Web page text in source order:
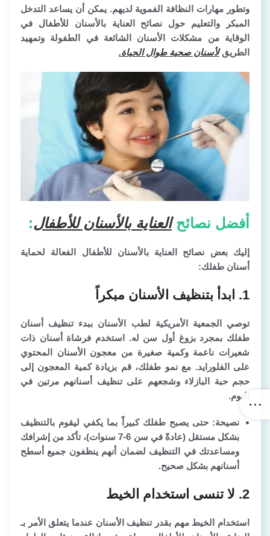
وتطور مهارات النظافة الفموية لديهم. يمكن أن يساعد التدخل
المبكر والتعليم حول نصائح العناية بالأسنان للأطفال في
الوقاية من مشكلات الأسنان الشائعة في الطفولة وتمهيد
الطريقلأسنان صحية طوال الحياة.
أفضل نصائحالعناية بالأسنان للأطفال:
إليك بعض نصائح العناية بالأسنان للأطفال الفعالة لحماية
أسنان طفلك:
1. ابدأ بتنظيف الأسنان مبكراً
توصي الجمعية الأمريكية لطب الأسنان ببدء تنظيف أسنان
طفلك بمجرد بزوغ أول سن له. استخدم فرشاة أسنان ذات
شعيرات ناعمة وكمية صغيرة من معجون الأسنان المحتوي
على الفلورايد. مع نمو طفلك، قم بزيادة كمية المعجون إلى
حجم حبة البازلاء وشجعهم على تنظيف أسنانهم مرتين في
اليوم.
نصيحة: حتى يصبح طفلك كبيراً بما يكفي ليقوم بالتنظيف
بشكل مستقل (عادةً في سن 6-7 سنوات)، تأكد من إشرافك
ومساعدتك في التنظيف لضمان أنهم ينظفون جميع أسطح
أسنانهم بشكل صحيح.
2. لا تنسى استخدام الخيط
استخدام الخيط مهم بقدر تنظيف الأسنان عندما يتعلق الأمر بـ